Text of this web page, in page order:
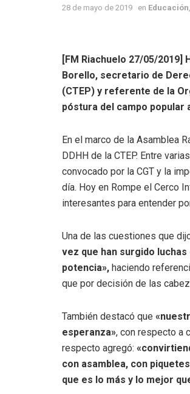
28 de mayo de 2019 en Educación,
[FM Riachuelo 27/05/
Borello, secretario de
(CTEP) y referente de la
póstura del campo popular
En el marco de la Asamblea
DDHH de la CTEP. Entre
convocado por la CGT y la
día. Hoy en Rompe el Cerco
interesantes para entender
Una de las cuestiones que
vez que han surgido
potencia», haciendo
que por decisión de las
También destacó que
esperanza», con respecto a
respecto agregó:
con asamblea, con
que es lo más y lo mejor